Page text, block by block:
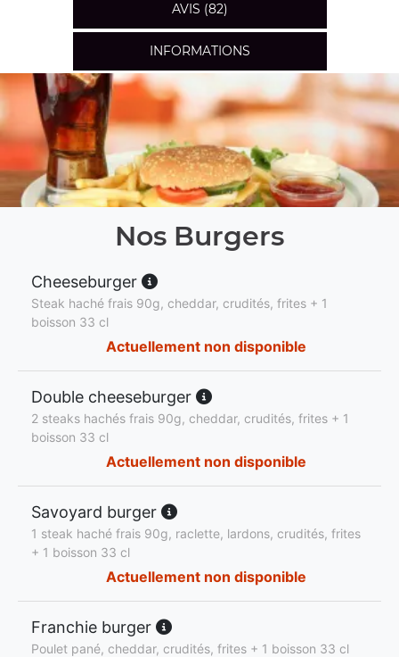
AVIS (82)
INFORMATIONS
Nos Burgers
Cheeseburger
Steak haché frais 90g, cheddar, crudités, frites + 1
boisson 33 cl
Actuellement non disponible
Double cheeseburger
2 steaks hachés frais 90g, cheddar, crudités, frites + 1
boisson 33 cl
Actuellement non disponible
Savoyard burger
1 steak haché frais 90g, raclette, lardons, crudités, frites
+ 1 boisson 33 cl
Actuellement non disponible
Franchie burger
Poulet pané, cheddar, crudités, frites + 1 boisson 33 cl